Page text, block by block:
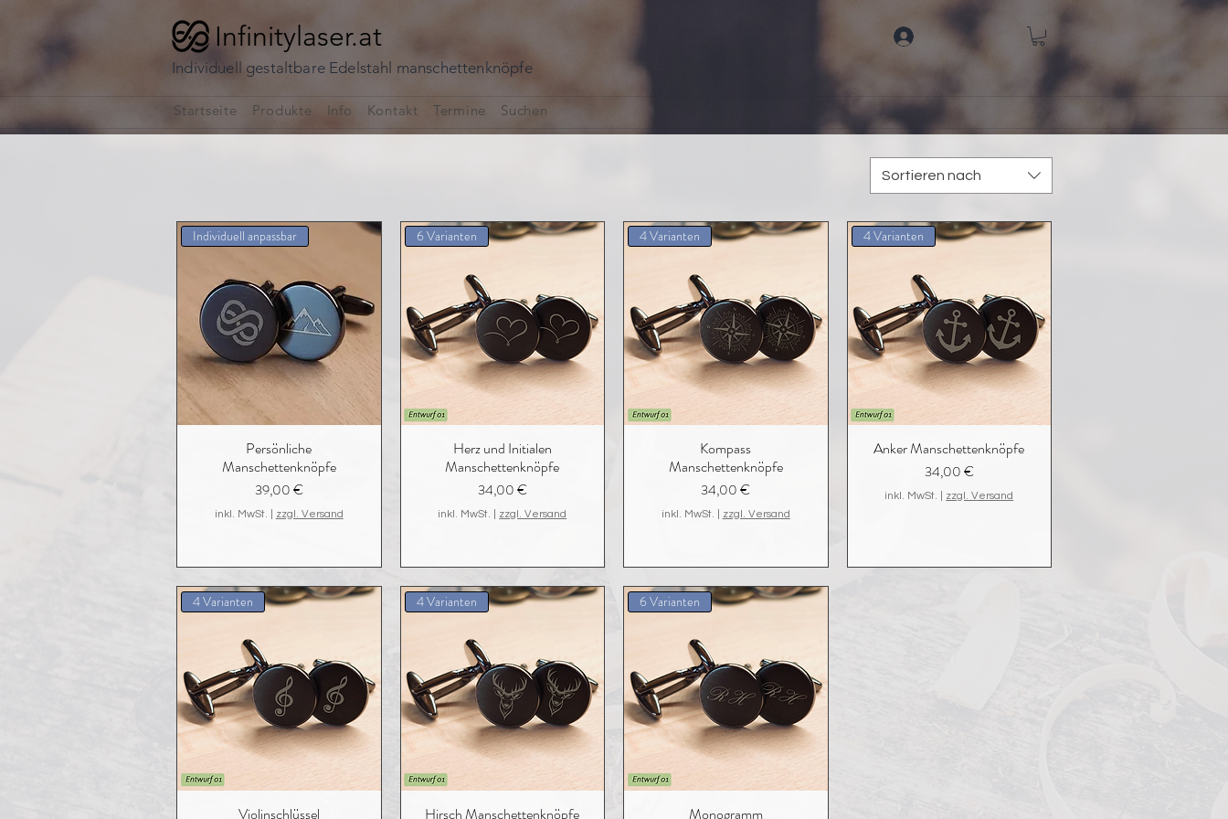
Infinitylaser.at
Individuell gestaltbare Edelstahl manschettenknöpfe
Startseite Produkte Info Kontakt Termine Suchen
Sortieren nach
Individuell anpassbar
Persönliche
Manschettenknöpfe
Preis
39,00 €
inkl. MwSt. zzgl. Versand
6 Varianten
Herz und Initialen
Manschettenknöpfe
Preis
34,00 €
inkl. MwSt. zzgl. Versand
4 Varianten
Kompass
Manschettenknöpfe
Preis
34,00 €
inkl. MwSt. zzgl. Versand
4 Varianten
Anker Manschettenknöpfe
Preis
34,00 €
inkl. MwSt. zzgl. Versand
4 Varianten
Violinschlüssel
4 Varianten
Hirsch Manschettenknöpfe
6 Varianten
Monogramm